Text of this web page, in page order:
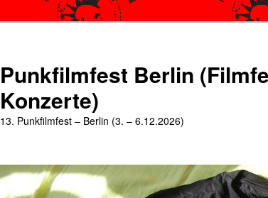
Punkfilmfest Berlin
Konzerte)
13. Punkfilmfest – Berlin (3. – 6.12.2026)